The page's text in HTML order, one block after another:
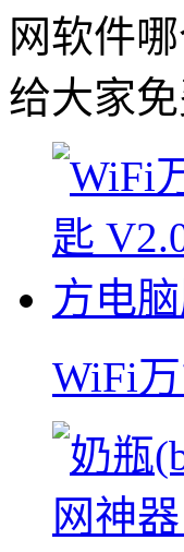
网软件
给大家免
WiFi